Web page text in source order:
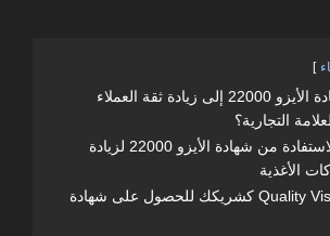
كيف تؤدي شهادة الأيزو 22000 إلى زيادة ثقة العملاء
التجارية؟
استراتيجيات للاستفادة من شهادة الأيزو 22000 لزيادة
الأغذية
لماذا تختار Quality Vision كشريكك للحصول على شهادة